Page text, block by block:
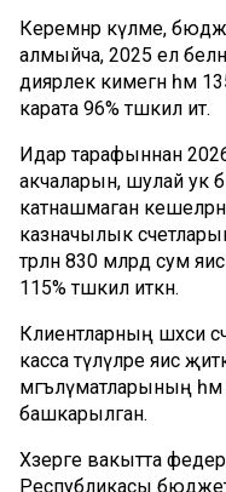
Керемнәр күләме,
алмыйча, 2025 ел
диярлек кимегән һәм
карата 96% тәшкил итә.
Идарә тарафыннан
акчаларын, шулай ук
катнашмаган
казначылык
трлн 830 млрд сум
115% тәшкил иткән.
Клиентларның шәхси
касса түләүләре яисә
мәгълүматларының
башкарылган.
Хәзерге вакытта
Республикасы